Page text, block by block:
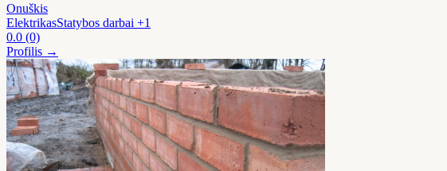
Onuškis
ElektrikasStatybos darbai +1
0.0 (0)
Profilis →